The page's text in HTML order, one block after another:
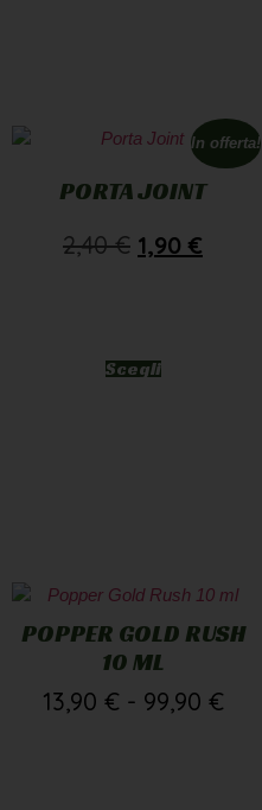
In offerta!
PORTA JOINT
2,40€ 1,90 €
Scegli
POPPER GOLD RUSH
10 ML
13,90 € - 99,90 €